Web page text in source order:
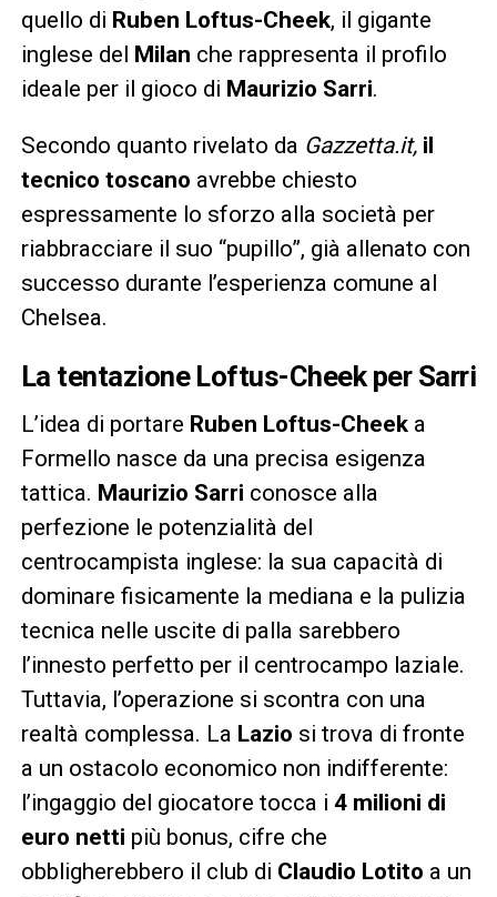
quello di Ruben Loftus-Cheek, il gigante
inglese del Milan che rappresenta il profilo
ideale per il gioco di Maurizio Sarri.
Secondo quanto rivelato da Gazzetta.it, il
tecnico toscano avrebbe chiesto
espressamente lo sforzo alla società per
riabbracciare il suo “pupillo”, già allenato con
successo durante l’esperienza comune al
Chelsea.
La tentazione Loftus-Cheek per Sarri
L’idea di portare Ruben Loftus-Cheeka
Formello nasce da una precisa esigenza
tattica. Maurizio Sarri conosce alla
perfezione le potenzialità del
centrocampista inglese: la sua capacità di
dominare fisicamente la mediana e la pulizia
tecnica nelle uscite di palla sarebbero
l’innesto perfetto per il centrocampo laziale.
Tuttavia, l’operazione si scontra con una
realtà complessa. La Lazio si trova di fronte
a un ostacolo economico non indifferente:
l’ingaggio del giocatore tocca i 4 milioni di
euro netti più bonus, cifre che
obbligherebbero il club di Claudio Lotito a un